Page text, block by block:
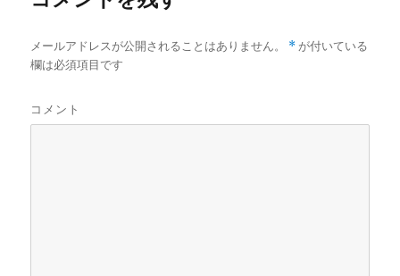
メールアドレスが公開されることはありません。 * が付いている
欄は必須項目です
コメント